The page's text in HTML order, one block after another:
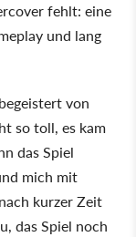
fehlt: eine
und lang
von
so toll, es kam
das Spiel
mich mit
kurzer Zeit
das Spiel noch